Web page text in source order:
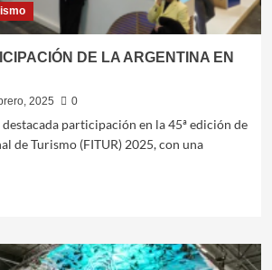
DE LA ARGENTINA EN
2025 0
participación en la 45ª edición de
de Turismo (FITUR) 2025, con una